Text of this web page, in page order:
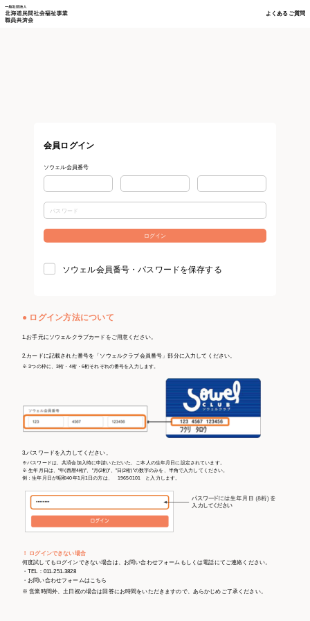
よくあるご質問
会員ログイン
ソウェル会員番号
ソウェル会員番号・パスワードを保存する
● ログイン方法について
1.お手元にソウェルクラブカードをご用意ください。
2.カードに記載された番号を「ソウェルクラブ会員番号」部分に入力してください。
※ 3つの枠に、3桁・4桁・6桁それぞれの番号を入力します。
3.パスワードを入力してください。
※パスワードは、共済会加入時に申請いただいた、ご本人の生年月日に設定されています。
※ 生年月日は、”年(西暦4桁)”、”月(2桁)”、”日(2桁)”の数字のみを、半角で入力してください。
例：生年月日が昭和40年1月1日の方は、 19650101 と入力します。
！ ログインできない場合
何度試してもログインできない場合は、お問い合わせフォームもしくは電話にてご連絡ください。
・TEL：011-251-3828
・お問い合わせフォームは こちら
※ 営業時間外、土日祝の場合は回答にお時間をいただきますので、あらかじめご了承ください。